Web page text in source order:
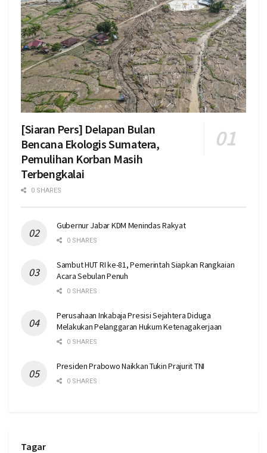
[Siaran Pers] Delapan Bulan
Bencana Ekologis Sumatera,
Pemulihan Korban Masih
Terbengkalai
0 SHARES
Gubernur Jabar KDM Menindas Rakyat
0 SHARES
Sambut HUT RI ke-81, Pemerintah Siapkan Rangkaian
Acara Sebulan Penuh
0 SHARES
Perusahaan Inkabaja Presisi Sejahtera Diduga
Melakukan Pelanggaran Hukum Ketenagakerjaan
0 SHARES
Presiden Prabowo Naikkan Tukin Prajurit TNI
0 SHARES
Tagar